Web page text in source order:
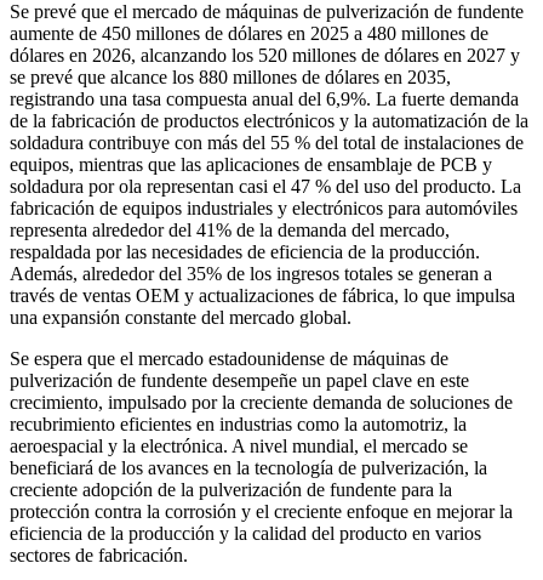
Se prevé que el mercado de máquinas de pulverización de fundente
aumente de 450 millones de dólares en 2025 a 480 millones de
dólares en 2026, alcanzando los 520 millones de dólares en 2027 y
se prevé que alcance los 880 millones de dólares en 2035,
registrando una tasa compuesta anual del 6,9%. La fuerte demanda
de la fabricación de productos electrónicos y la automatización de la
soldadura contribuye con más del 55 % del total de instalaciones de
equipos, mientras que las aplicaciones de ensamblaje de PCB y
soldadura por ola representan casi el 47 % del uso del producto. La
fabricación de equipos industriales y electrónicos para automóviles
representa alrededor del 41% de la demanda del mercado,
respaldada por las necesidades de eficiencia de la producción.
Además, alrededor del 35% de los ingresos totales se generan a
través de ventas OEM y actualizaciones de fábrica, lo que impulsa
una expansión constante del mercado global.
Se espera que el mercado estadounidense de máquinas de
pulverización de fundente desempeñe un papel clave en este
crecimiento, impulsado por la creciente demanda de soluciones de
recubrimiento eficientes en industrias como la automotriz, la
aeroespacial y la electrónica. A nivel mundial, el mercado se
beneficiará de los avances en la tecnología de pulverización, la
creciente adopción de la pulverización de fundente para la
protección contra la corrosión y el creciente enfoque en mejorar la
eficiencia de la producción y la calidad del producto en varios
sectores de fabricación.